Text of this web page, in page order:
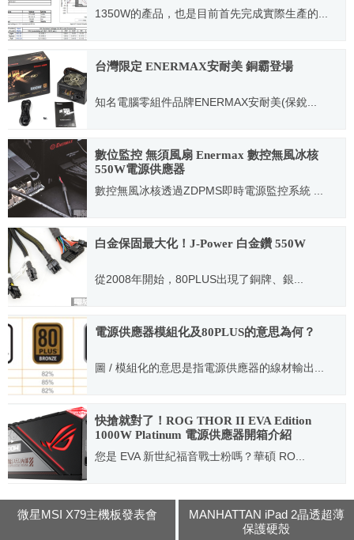
1350W的產品，也是目前首先完成實際生產的...
2011.07.16
台灣限定 ENERMAX安耐美 銅霸登場
知名電腦零組件品牌ENERMAX安耐美(保銳...
2016.08.19
數位監控 無須風扇 Enermax 數控無風冰核
550W電源供應器
數控無風冰核透過ZDPMS即時電源監控系統 ...
2015.04.08
白金保固最大化！J-Power 白金鑽 550W
從2008年開始，80PLUS出現了銅牌、銀...
2012.12.27
電源供應器模組化及80PLUS的意思為何？
圖 / 模組化的意思是指電源供應器的線材輸出...
快搶就對了！ROG THOR II EVA Edition
1000W Platinum 電源供應器開箱介紹
您是 EVA 新世紀福音戰士粉嗎？華碩 RO...
微星MSI X79主機板發表會
MANHATTAN iPad 2晶透超薄
保護硬殼